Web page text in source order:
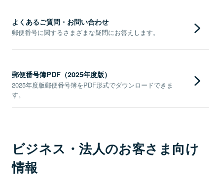
よくあるご質問・お問い合わせ
郵便番号に関するさまざまな疑問にお答えします。
郵便番号簿PDF（2025年度版）
2025年度版郵便番号簿をPDF形式でダウンロードできま
す。
ビジネス・法人のお客さま向け
情報